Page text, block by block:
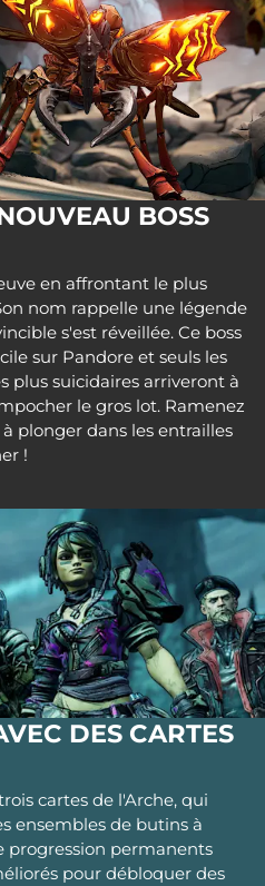
BOSS
en affrontant le plus
nom rappelle une légende
s'est réveillée. Ce boss
sur Pandore et seuls les
plus suicidaires arriveront à
le gros lot. Ramenez
plonger dans les entrailles
!
DES CARTES
cartes de l'Arche, qui
ensembles de butins à
progression permanents
pour débloquer des